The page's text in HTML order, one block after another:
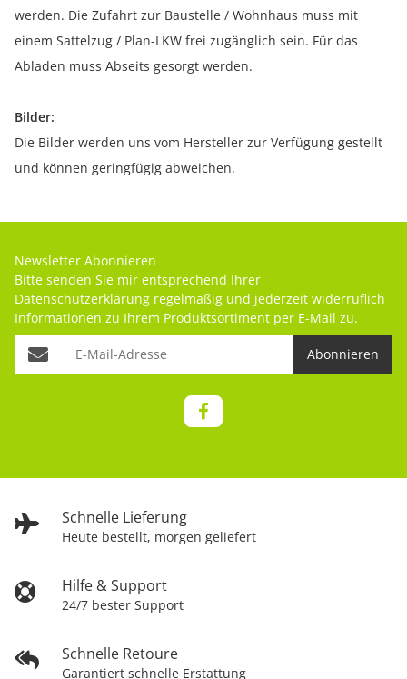
werden. Die Zufahrt zur Baustelle / Wohnhaus muss mit
einem Sattelzug / Plan-LKW frei zugänglich sein. Für das
Abladen muss Abseits gesorgt werden.
Bilder:
Die Bilder werden uns vom Hersteller zur Verfügung gestellt
und können geringfügig abweichen.
Schnelle Lieferung
Heute bestellt, morgen geliefert
Hilfe & Support
24/7 bester Support
Schnelle Retoure
Garantiert schnelle Erstattung
Newsletter Abonnieren
Bitte senden Sie mir entsprechend Ihrer
Datenschutzerklärung regelmäßig und jederzeit widerruflich
Informationen zu Ihrem Produktsortiment per E-Mail zu.
Abonnieren